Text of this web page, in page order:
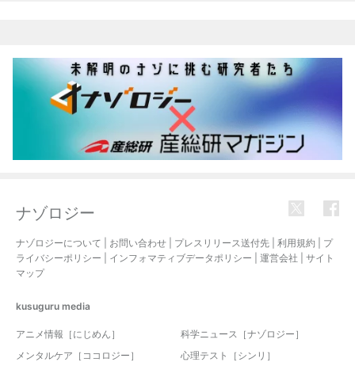
ナゾロジー
ナゾロジーについて お問い合わせ プレスリリース送付先 利用規約
プ
ライバシーポリシー
インフォマティブデータポリシー 運営会社
サイト
マップ
kusuguru media
アニメ情報［にじめん］
科学ニュース［ナゾロジー］
メンタルケア［ココロジー］
心理テスト［シンリ］